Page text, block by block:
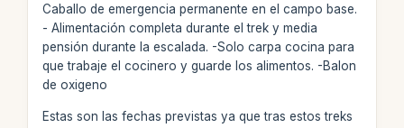
Caballo de emergencia permanente en el campo base.
- Alimentación completa durante el trek y media
pensión durante la escalada. -Solo carpa cocina para
que trabaje el cocinero y guarde los alimentos. -Balon
de oxigeno
Estas son las fechas previstas ya que tras estos treks